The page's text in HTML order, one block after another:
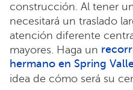
construcción. Al tener
necesitará un traslado
atención diferente
mayores. Haga un
hermano en Spring
idea de cómo será su